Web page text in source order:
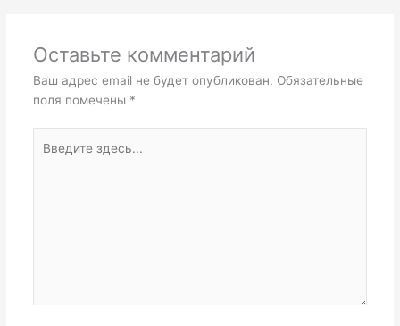
Оставьте комментарий
Ваш адрес email не будет опубликован. Обязательные
поля помечены *
здесь...